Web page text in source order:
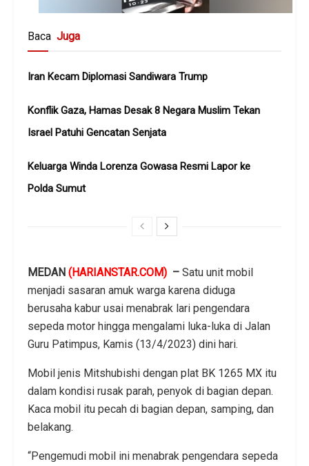
Baca Juga
Iran Kecam Diplomasi Sandiwara Trump
Konflik Gaza, Hamas Desak 8 Negara Muslim Tekan
Israel Patuhi Gencatan Senjata
Keluarga Winda Lorenza Gowasa Resmi Lapor ke
Polda Sumut
MEDAN (HARIANSTAR.COM) – Satu unit mobil
menjadi sasaran amuk warga karena diduga
berusaha kabur usai menabrak lari pengendara
sepeda motor hingga mengalami luka-luka di Jalan
Guru Patimpus, Kamis (13/4/2023) dini hari.
Mobil jenis Mitshubishi dengan plat BK 1265 MX itu
dalam kondisi rusak parah, penyok di bagian depan.
Kaca mobil itu pecah di bagian depan, samping, dan
belakang.
“Pengemudi mobil ini menabrak pengendara sepeda